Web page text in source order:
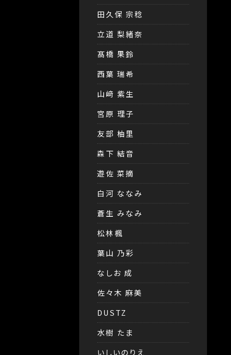
田久保 宗稔
立道 梨緒奈
髙橋 果鈴
西葉 瑞希
山﨑 紫生
宮原 理子
友部 柚里
森下 結音
遊佐 菜摘
白河 ななみ
蒼生 みなみ
松林楓
葉山 乃彩
なしお 成
佐々木 麻美
DUSTZ
水樹 たま
いしいのりえ